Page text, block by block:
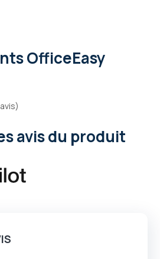
OfficeEasy
avis du produit